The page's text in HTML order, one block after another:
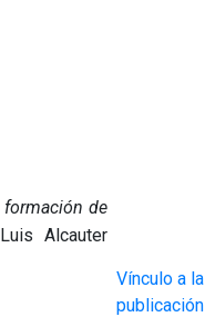
de
Alcauter
Vínculo a la
publicación